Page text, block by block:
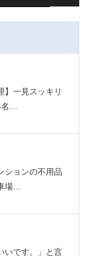
】一見スッキリ
…
ションの不用品
場…
いです。」と言